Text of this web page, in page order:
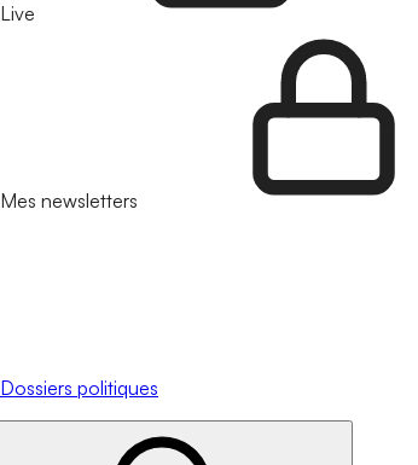
Live
Mes newsletters
Dossiers politiques